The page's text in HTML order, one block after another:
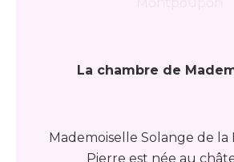
La chambre de
Mademoiselle Solange de la
Pierre est née au